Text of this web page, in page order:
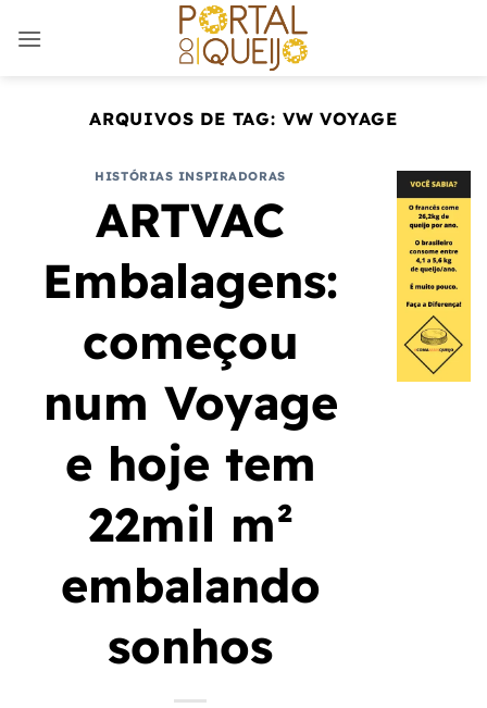
ARQUIVOS DE TAG: VW VOYAGE
HISTÓRIAS INSPIRADORAS
ARTVAC
Embalagens:
começou
num Voyage
e hoje tem
22mil m²
embalando
sonhos